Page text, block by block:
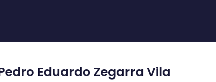
Eduardo Zegarra Vila